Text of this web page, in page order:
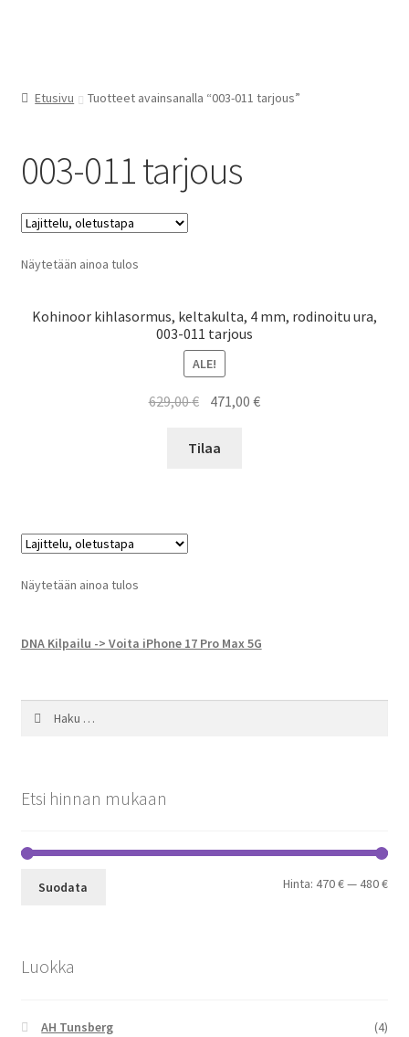
Etusivu Tuotteet avainsanalla “003-011 tarjous”
003-011 tarjous
Näytetään ainoa tulos
Kohinoor kihlasormus, keltakulta, 4 mm, rodinoitu ura,
003-011 tarjous
ALE!
629,00€ Alkuperäinen
oli:
471,00€Nykyinen
Tilaa
Näytetään ainoa tulos
DNA Kilpailu -> Voita iPhone 17 Pro Max 5G
Etsi hinnan mukaan
Suodata Hinta:470 €—480 €
Luokka
AH Tunsberg
(4)